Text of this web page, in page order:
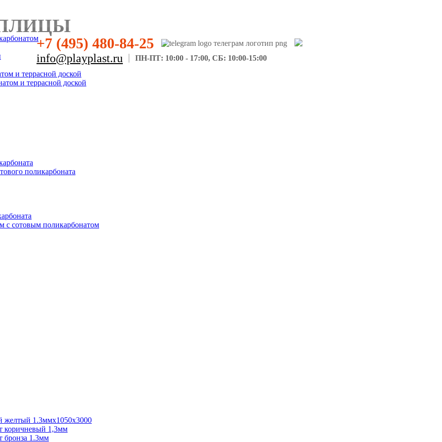
+7 (495) 480-84-25
info@playplast.ru ПН-ПТ: 10:00 - 17:00, СБ: 10:00-15:00
и террасной доской
и террасной доской
поликарбоната
с сотовым поликарбонатом
желтый 1.3ммх1050х3000
коричневый 1,3мм
бронза 1.3мм